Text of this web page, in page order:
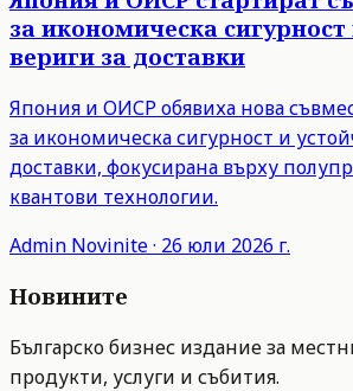
за икономическа
вериги за доставки
Япония и ОИСР обявиха нова
за икономическа сигурност и
доставки, фокусирана върху
квантови технологии.
Admin Novinite· 26 юли 2026 г.
Новините
Българско бизнес издание за
продукти, услуги и събития.